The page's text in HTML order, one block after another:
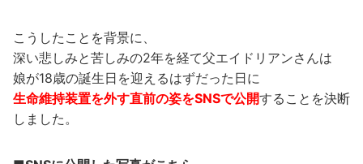
こうしたことを背景に、
深い悲しみと苦しみの2年を経て父エイドリアンさんは
娘が18歳の誕生日を迎えるはずだった日に
生命維持装置を外す直前の姿をSNSで公開することを決断
しました。